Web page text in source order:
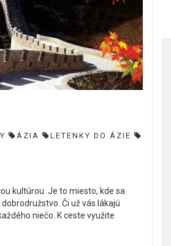
ÁZIA
LETENKY DO ÁZIE
kultúrou. Je to miesto, kde sa
Či už vás lákajú
niečo. K ceste využite